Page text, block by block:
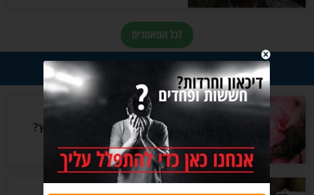
איך שולחים
בכותל בתשעה
אסור לכם לפספס את זה:
הסגולה לעשירות שרבי חיים
פלאג'י המליץ עליה